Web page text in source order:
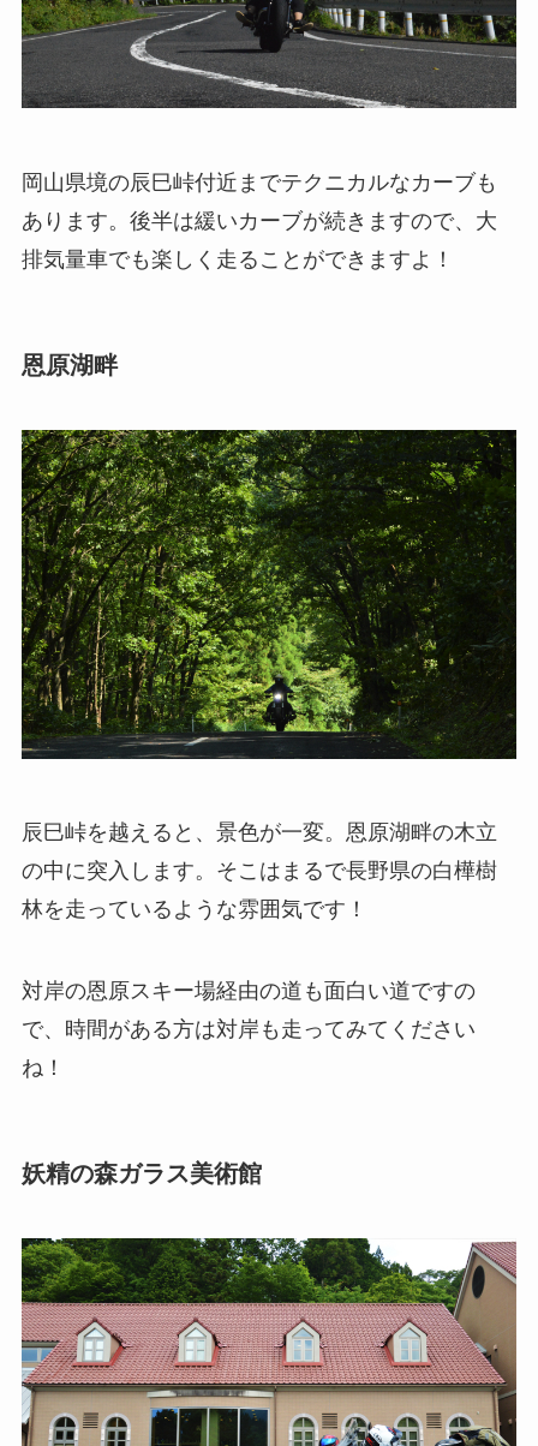
岡山県境の辰巳峠付近までテクニカルなカーブも
あります。後半は緩いカーブが続きますので、大
排気量車でも楽しく走ることができますよ！
恩原湖畔
辰巳峠を越えると、景色が一変。恩原湖畔の木立
の中に突入します。そこはまるで長野県の白樺樹
林を走っているような雰囲気です！
対岸の恩原スキー場経由の道も面白い道ですの
で、時間がある方は対岸も走ってみてください
ね！
妖精の森ガラス美術館